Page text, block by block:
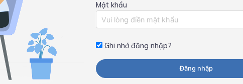
Mật khẩu
Ghi nhớ đăng nhập?
Đăng nhập